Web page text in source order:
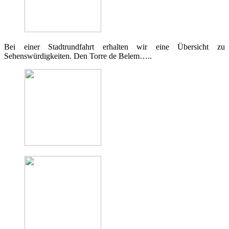
Bei einer Stadtrundfahrt erhalten wir eine Übersicht zu
Sehenswürdigkeiten. Den Torre de Belem…..